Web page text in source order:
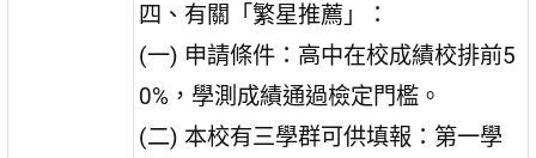
四、有關「繁星推薦」：
(一) 申請條件：高中在校成績校排前5
0%，學測成績通過檢定門檻。
(二) 本校有三學群可供填報：第一學